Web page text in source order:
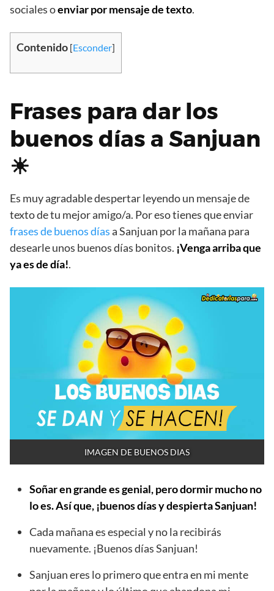
sociales oenviar por mensaje de texto.
Contenido [Esconder]
Frases para dar los
buenos días a Sanjuan
☀
Es muy agradable despertar leyendo un mensaje de
texto de tu mejor amigo/a. Por eso tienes que enviar
frases de buenos díasa Sanjuan por la mañana para
desearle unos buenos días bonitos. ¡Venga arriba que
ya es de día!.
IMAGEN DE BUENOS DIAS
Soñar en grande es genial, pero dormir mucho no
lo es. Así que, ¡buenos días y despierta Sanjuan!
Cada mañana es especial y no la recibirás
nuevamente. ¡Buenos días Sanjuan!
Sanjuan eres lo primero que entra en mi mente